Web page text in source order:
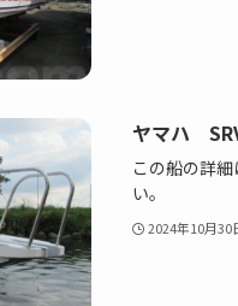
ヤマハ
この船の詳
い。
2024年10月30